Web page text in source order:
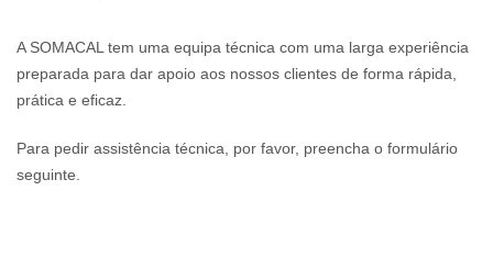
A SOMACAL tem uma equipa técnica com uma larga experiência
preparada para dar apoio aos nossos clientes de forma rápida,
prática e eficaz.
Para pedir assistência técnica, por favor, preencha o formulário
seguinte.